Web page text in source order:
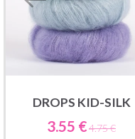
DROPS KID-SILK
3.55 €4.75 €